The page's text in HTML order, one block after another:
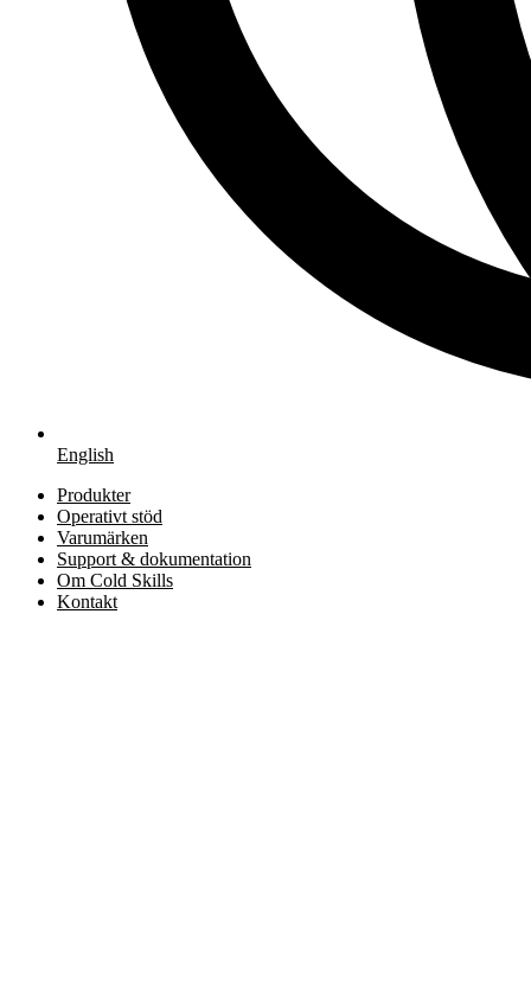
English
Produkter
Operativt stöd
Varumärken
Support & dokumentation
Om Cold Skills
Kontakt